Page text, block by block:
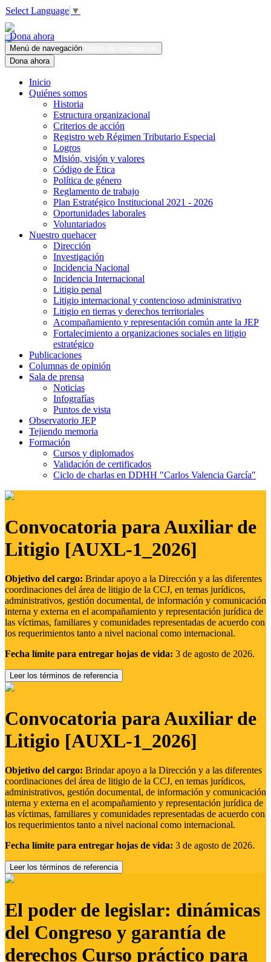
Select Language ▼
Dona ahora
Menú de navegación
Dona ahora
Inicio
Quiénes somos
Historia
Estructura organizacional
Criterios de acción
Registro web Régimen Tributario Especial
Logros
Misión, visión y valores
Código de Ética
Política de género
Reglamento de trabajo
Plan Estratégico Institucional 2021 - 2026
Oportunidades laborales
Voluntariados
Nuestro quehacer
Dirección
Investigación
Incidencia Nacional
Incidencia Internacional
Litigio penal
Litigio internacional y contencioso administrativo
Litigio en tierras y derechos territoriales
Acompañamiento y representación común ante la JEP
Fortalecimiento a organizaciones sociales en litigio
estratégico
Publicaciones
Columnas de opinión
Sala de prensa
Noticias
Infografías
Puntos de vista
Observatorio JEP
Tejiendo memoria
Formación
Cursos y diplomados
Validación de certificados
Ciclo de charlas en DDHH "Carlos Valencia García"
Convocatoria para Auxiliar de
Litigio [AUXL-1_2026]
Objetivo del cargo: Brindar apoyo a la Dirección y a las diferentes
coordinaciones del área de litigio de la CCJ, en temas jurídicos,
administrativos, gestión documental, de información y comunicación
interna y externa en el acompañamiento y representación jurídica de
las víctimas, familiares y comunidades representadas de acuerdo con
los requerimientos tanto a nivel nacional como internacional.
Fecha límite para entregar hojas de vida: 3 de agosto de 2026.
Leer los términos de referencia
Convocatoria para Auxiliar de
Litigio [AUXL-1_2026]
Objetivo del cargo: Brindar apoyo a la Dirección y a las diferentes
coordinaciones del área de litigio de la CCJ, en temas jurídicos,
administrativos, gestión documental, de información y comunicación
interna y externa en el acompañamiento y representación jurídica de
las víctimas, familiares y comunidades representadas de acuerdo con
los requerimientos tanto a nivel nacional como internacional.
Fecha límite para entregar hojas de vida: 3 de agosto de 2026.
Leer los términos de referencia
El poder de legislar: dinámicas
del Congreso y garantía de
derechos Curso práctico para